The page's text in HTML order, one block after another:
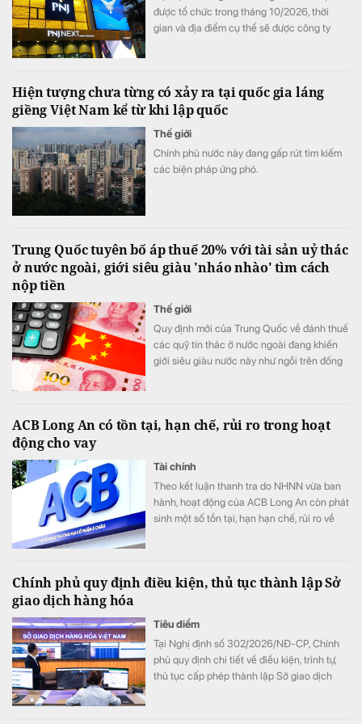
được tổ chức trong tháng 10/2026, thời
gian và địa điểm cụ thể sẽ được công ty
Hiện tượng chưa từng có xảy ra tại quốc gia láng
giềng Việt Nam kể từ khi lập quốc
Thế giới
Chính phủ nước này đang gấp rút tìm kiếm
các biện pháp ứng phó.
Trung Quốc tuyên bố áp thuế 20% với tài sản uỷ thác
ở nước ngoài, giới siêu giàu 'nháo nhào' tìm cách
nộp tiền
Thế giới
Quy định mới của Trung Quốc về đánh thuế
các quỹ tín thác ở nước ngoài đang khiến
giới siêu giàu nước này như ngồi trên đống
ACB Long An có tồn tại, hạn chế, rủi ro trong hoạt
động cho vay
Tài chính
Theo kết luận thanh tra do NHNN vừa ban
hành, hoạt động của ACB Long An còn phát
sinh một số tồn tại, hạn hạn chế, rủi ro về
động chuyển tiền ra nước ngoài.
Chính phủ quy định điều kiện, thủ tục thành lập Sở
giao dịch hàng hóa
Tiêu điểm
Tại Nghị định số 302/2026/NĐ-CP, Chính
phủ quy định chi tiết về điều kiện, trình tự,
thủ tục cấp phép thành lập Sở giao dịch